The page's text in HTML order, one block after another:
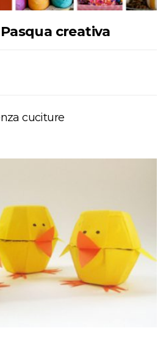
creativa
cuciture